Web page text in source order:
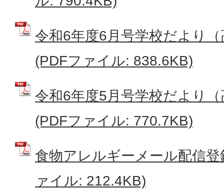
令和6年度6月号学校だより
(PDFファイル: 838.6KB)
令和6年度5月号学校だより
(PDFファイル: 770.7KB)
食物アレルギーメール配信
ァイル: 212.4KB)